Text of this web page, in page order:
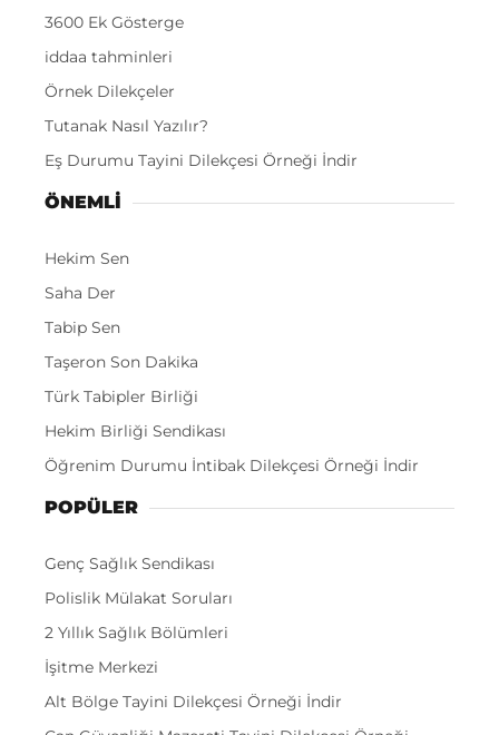
3600 Ek Gösterge
iddaa tahminleri
Örnek Dilekçeler
Tutanak Nasıl Yazılır?
Eş Durumu Tayini Dilekçesi Örneği İndir
ÖNEMLI
Hekim Sen
Saha Der
Tabip Sen
Taşeron Son Dakika
Türk Tabipler Birliği
Hekim Birliği Sendikası
Öğrenim Durumu İntibak Dilekçesi Örneği İndir
POPÜLER
Genç Sağlık Sendikası
Polislik Mülakat Soruları
2 Yıllık Sağlık Bölümleri
İşitme Merkezi
Alt Bölge Tayini Dilekçesi Örneği İndir